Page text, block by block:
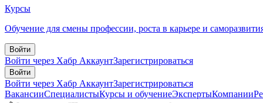
Курсы
Обучение для смены профессии, роста в карьере и
Войти
Войти через Хабр АккаунтЗарегистрироваться
Войти
Войти через Хабр АккаунтЗарегистрироваться
ВакансииСпециалистыКурсы и обучениеЭкспертыКомпании